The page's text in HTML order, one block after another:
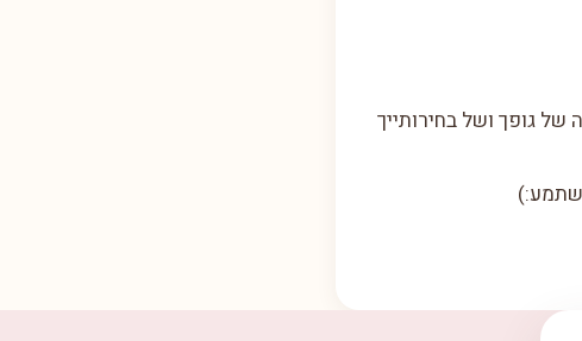
גופך ושל בחירותייך